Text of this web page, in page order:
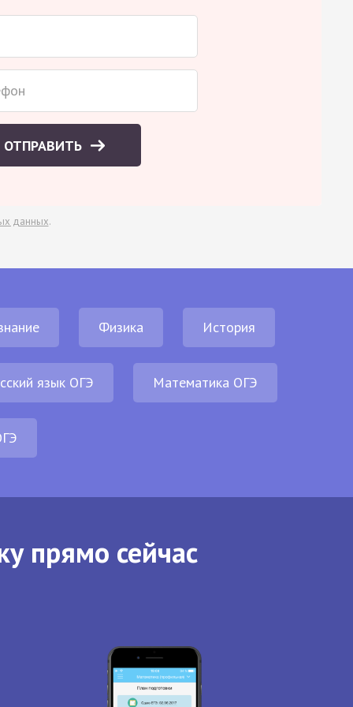
ОТПРАВИТЬ
данных.
Физика История
язык ОГЭ Математика ОГЭ
прямо сейчас